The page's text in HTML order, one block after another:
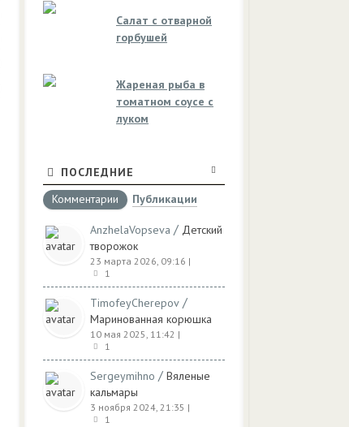
Салат с отварной
горбушей
Жареная рыба в
томатном соусе с
луком
ПОСЛЕДНИЕ
Комментарии
Публикации
AnzhelaVopseva / Детский
творожок
23 марта 2026, 09:16 |
1
TimofeyCherepov /
Маринованная корюшка
10 мая 2025, 11:42 |
1
Sergeymihno / Вяленые
кальмары
3 ноября 2024, 21:35 |
1